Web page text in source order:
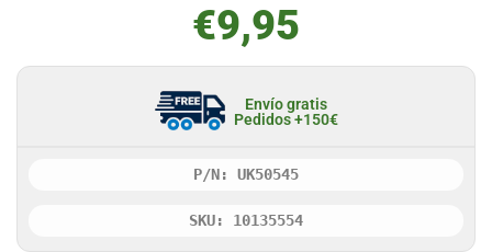
€9,95
Envío gratis
Pedidos +150€
P/N: UK50545
SKU: 10135554